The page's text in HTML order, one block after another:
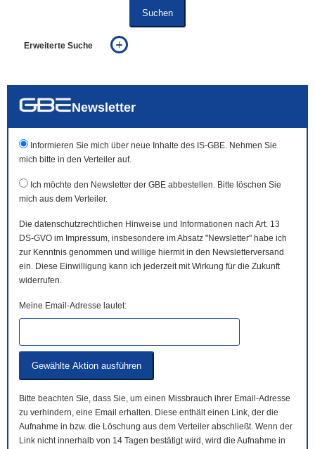
Suchen
Erweiterte Suche
auch in allen Texten suchen (Volltextsuche)
Newsletter
Informieren Sie mich über neue Inhalte des IS-GBE. Nehmen Sie
mich bitte in den Verteiler auf.
Ich möchte den Newsletter der GBE abbestellen. Bitte löschen Sie
mich aus dem Verteiler.
Die datenschutzrechtlichen Hinweise und Informationen nach Art. 13
DS-GVO im Impressum, insbesondere im Absatz "Newsletter" habe ich
zur Kenntnis genommen und willige hiermit in den Newsletterversand
ein. Diese Einwilligung kann ich jederzeit mit Wirkung für die Zukunft
widerrufen.
Meine Email-Adresse lautet:
Bitte beachten Sie, dass Sie, um einen Missbrauch ihrer Email-Adresse
zu verhindern, eine Email erhalten. Diese enthält einen Link, der die
Aufnahme in bzw. die Löschung aus dem Verteiler abschließt. Wenn der
Link nicht innerhalb von 14 Tagen bestätigt wird, wird die Aufnahme in